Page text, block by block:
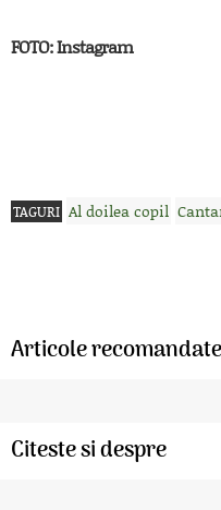
FOTO: Instagram
TAGURI Al doilea copil
Articole recomandate
Citeste si despre